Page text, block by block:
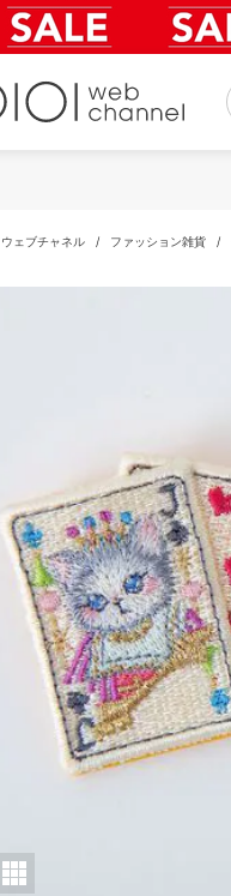
ェブチャネル / ファッション雑貨 /